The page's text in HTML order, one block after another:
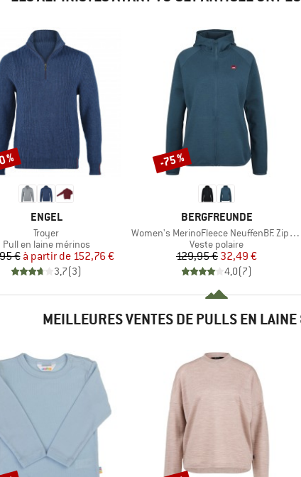
MARQUE
ENGEL
Article
Troyer
Product group
Pull en laine mérinos
Prix
€ Prix réduit
à partir de 152,76 €
3,7(3)
%
MARQUE
BERGFREUNDE
Article
Women's MerinoFleece NeuffenBF. Zip Hoody
Product group
Veste polaire
Prix
129,95 €Prix réduit
32,49 €
4,0(7)
Remise
-75 %
MEILLEURES VENTES DE PULLS EN